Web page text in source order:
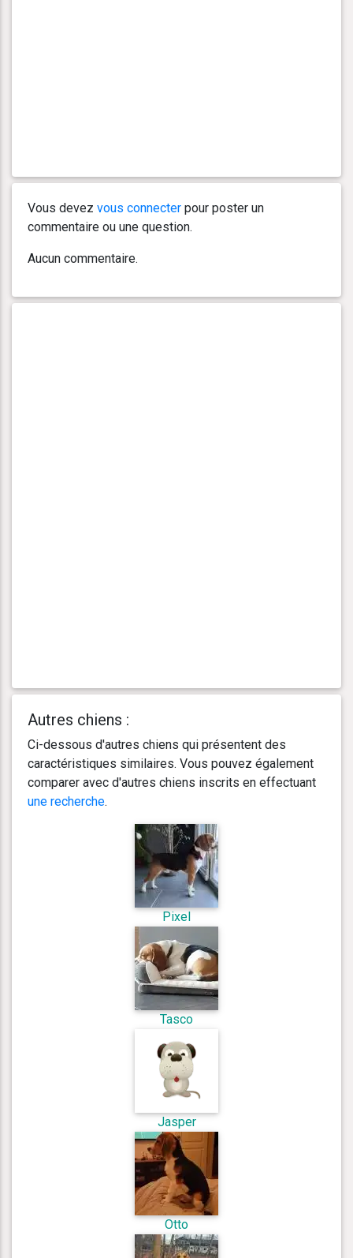
Vous devez vous connecter pour poster un
commentaire ou une question.
Aucun commentaire.
Autres chiens :
Ci-dessous d'autres chiens qui présentent des
caractéristiques similaires. Vous pouvez également
comparer avec d'autres chiens inscrits en effectuant
une recherche.
Pixel
Tasco
Jasper
Otto